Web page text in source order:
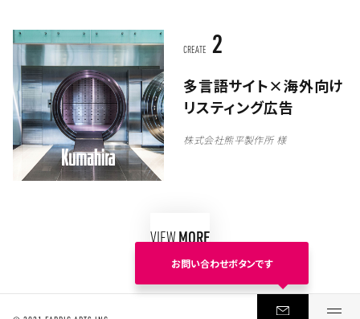
CREATE 2
株式会社熊平製作所 様
多言語サイト×海外向け
リスティング広告
VIEWMORE